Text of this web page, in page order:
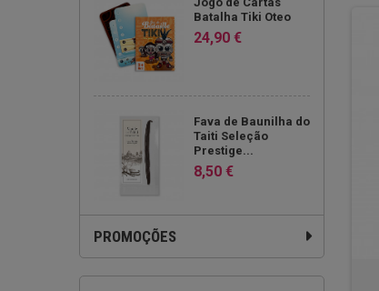
Batalha Tiki Oteo
24,90 €
Fava de Baunilha do
Taiti Seleção
Prestige...
8,50 €
PROMOÇÕES